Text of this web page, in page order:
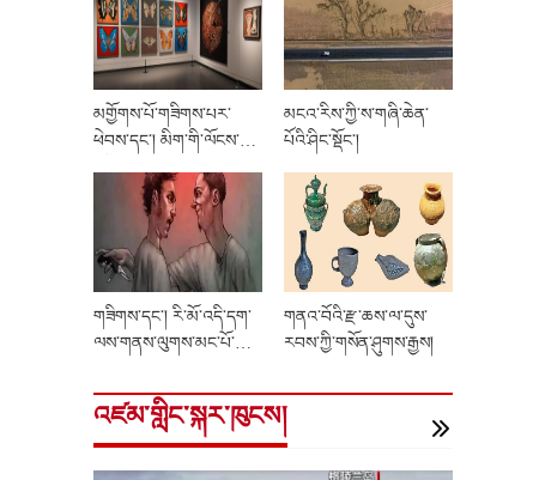
མགྱོགས་པོ་གཟིགས་པར་
ཕེབས་དང་། མིག་གི་ལོངས་
མངའ་རིས་ཀྱི་ས་གཞི་ཆེན་
པོའི་ཤིང་སྡོང་།
གཟིགས་དང་། རི་མོ་འདི་དག་
ལས་གནས་ལུགས་མང་པོ་
གནའ་བོའི་རྫ་ཆས་ལ་དུས་
རབས་ཀྱི་གསོན་ཤུགས་རྒྱས།
འཛམ་གླིང་སྐར་ཁུངས།